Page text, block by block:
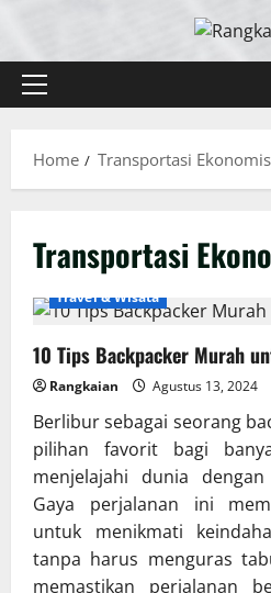
content
Primary
Home
Transportasi Ekonomis
Transportasi
Travel & Wisata
10 Tips Backpacker Murah
Rangkaian Agustus 13, 2024
Berlibur sebagai seorang
pilihan favorit bagi
menjelajahi dunia
Gaya perjalanan ini
untuk menikmati
tanpa harus menguras
memastikan perjalanan